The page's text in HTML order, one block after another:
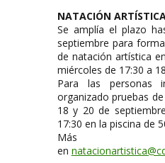
NATACIÓN
Se amplía el plazo
septiembre para
de natación artística
miércoles de 17:30 a
Para las personas
organizado pruebas
18 y 20 de
17:30 en la piscina de
Más
en